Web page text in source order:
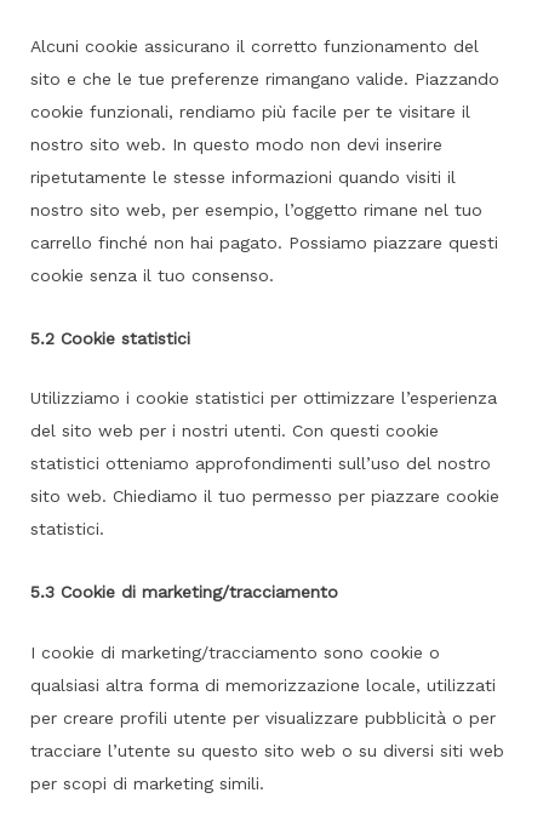
Alcuni cookie assicurano il corretto funzionamento del
sito e che le tue preferenze rimangano valide. Piazzando
cookie funzionali, rendiamo più facile per te visitare il
nostro sito web. In questo modo non devi inserire
ripetutamente le stesse informazioni quando visiti il
nostro sito web, per esempio, l’oggetto rimane nel tuo
carrello finché non hai pagato. Possiamo piazzare questi
cookie senza il tuo consenso.
5.2 Cookie statistici
Utilizziamo i cookie statistici per ottimizzare l’esperienza
del sito web per i nostri utenti. Con questi cookie
statistici otteniamo approfondimenti sull’uso del nostro
sito web. Chiediamo il tuo permesso per piazzare cookie
statistici.
5.3 Cookie di marketing/tracciamento
I cookie di marketing/tracciamento sono cookie o
qualsiasi altra forma di memorizzazione locale, utilizzati
per creare profili utente per visualizzare pubblicità o per
tracciare l’utente su questo sito web o su diversi siti web
per scopi di marketing simili.